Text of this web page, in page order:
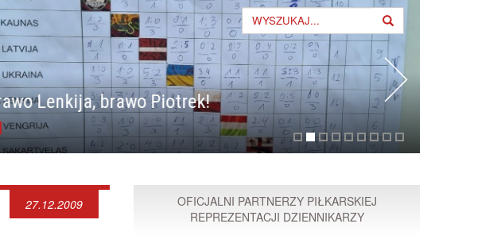
Search
for
Lenkija, brawo Piotrek!
27.12.2009
OFICJALNI PARTNERZY PIŁKARSKIEJ
REPREZENTACJI DZIENNIKARZY